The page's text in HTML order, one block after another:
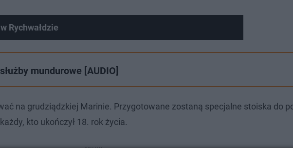
Rychwałdzie
mundurowe [AUDIO]
na grudziądzkiej Marinie. Przygotowane zostaną specjalne stoiska do
kto ukończył 18. rok życia.